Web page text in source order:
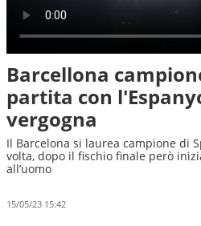
Barcellona
partita con
vergogna
Il Barcelona si laurea campione di
volta, dopo il fischio finale però
all’uomo
15/05/23 15:42